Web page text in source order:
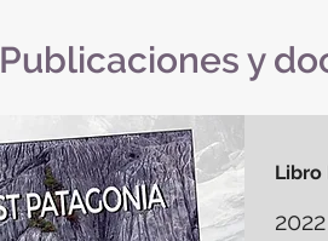
Publicaciones y
Libro
2022